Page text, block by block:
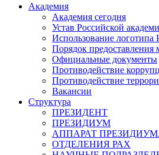
Академия
Академия сегодня
Устав Российской
Использование логотипа
Порядок предоставления
Официальные документы
Противодействие
Противодействие
Вакансии
Структура
ПРЕЗИДЕНТ
ПРЕЗИДИУМ
АППАРАТ
ОТДЕЛЕНИЯ РАХ